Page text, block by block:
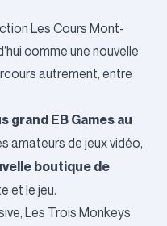
Les Cours Mont-
comme une nouvelle
autrement, entre
grand EB Games au
amateurs de jeux vidéo,
boutique de
et le jeu.
Les Trois Monkeys